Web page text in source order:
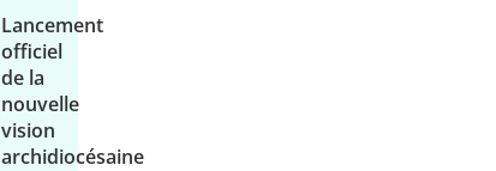
Lancement
officiel
de la
nouvelle
vision
archidiocésaine